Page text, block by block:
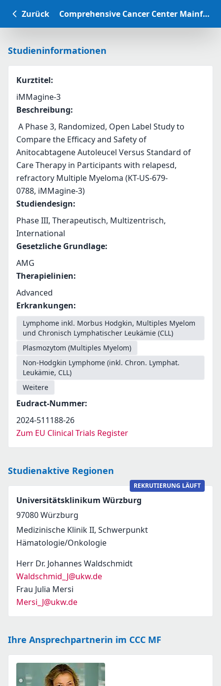
Zurück Comprehensive Cancer Center Mainfranken Studiendatenbank
Studieninformationen
Kurztitel:
iMMagine-3
Beschreibung:
A Phase 3, Randomized, Open Label Study to
Compare the Efficacy and Safety of
Anitocabtagene Autoleucel Versus Standard of
Care Therapy in Participants with relapesd,
refractory Multiple Myeloma (KT-US-679-
0788, iMMagine-3)
Studiendesign:
Phase III, Therapeutisch, Multizentrisch,
International
Gesetzliche Grundlage:
AMG
Therapielinien:
Advanced
Erkrankungen:
Lymphome inkl. Morbus Hodgkin, Multiples Myelom
und Chronisch Lymphatischer Leukämie (CLL)
Plasmozytom (Multiples Myelom)
Non-Hodgkin Lymphome (inkl. Chron. Lymphat.
Leukämie, CLL)
Weitere
Eudract-Nummer:
2024-511188-26
Zum EU Clinical Trials Register
Studienaktive Regionen
REKRUTIERUNG LÄUFT
Universitätsklinikum Würzburg
97080Würzburg
Medizinische Klinik II, Schwerpunkt
Hämatologie/Onkologie
Herr Dr. Johannes Waldschmidt
Waldschmid_J@ukw.de
Frau Julia Mersi
Mersi_J@ukw.de
Ihre Ansprechpartnerin im CCC MF